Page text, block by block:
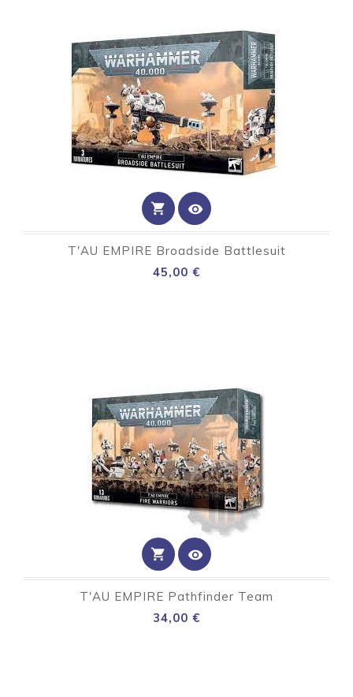
shopping_cart visibility
T'AU EMPIRE Broadside Battlesuit
45,00 €
shopping_cart visibility
T'AU EMPIRE Pathfinder Team
34,00 €